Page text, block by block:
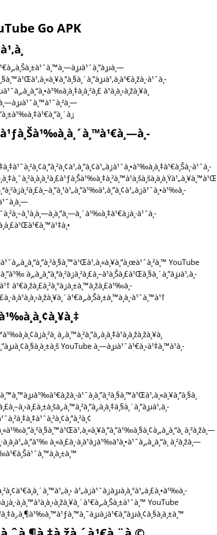
Go APK
à¹à¸­à¸›à¸žà¸¥à¸
YouTube
à¸„à¸¸à¸“à¸ªà¸²à¸¡à¸²à¸£à¸–à¹à¸Šà¸£à¹Œà¸§à¸´à¸”à¸µà¹‚à¸­
à¹€à¸žà¸£à¸²à¸°à¸¡à¸±à¸™à¸žà¸£à¹‰à¸­
à¸‚à¸™à¸²à¸”à¸‚à¸­à¸‡à¹à¸­à¸žà¸žà¸¥à¸
YouTube à¸—à¸µà¹ˆà¹€à¸›à¹‡à¸™à¹à¸­
à¸²à¸žà¸—
à¸«à¸£à¸·à¸­à¹à¸¡à¹‰à¹à¸•à¹ˆà¸„à¸¸à¸“à¸ à¸²à¸žà¸—
à¹„à¸¡à¹ˆà¸¡à¸µà¸­à¸°à¹„à¸£à¸•à¹‰à¸­
YouTube